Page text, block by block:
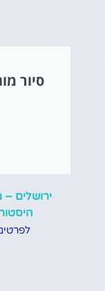
סיור
ירושלים –